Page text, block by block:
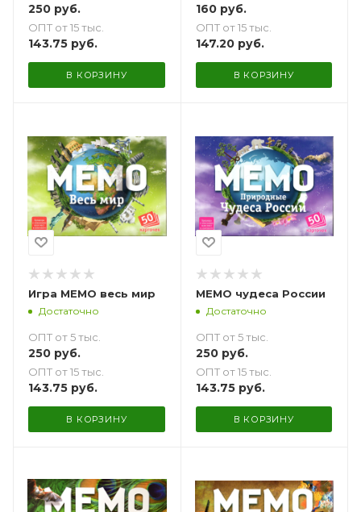
250 руб.
ОПТ от 15 тыс.
143.75 руб.
В КОРЗИНУ
160руб.
ОПТ от 15 тыс.
147.20руб.
В КОРЗИНУ
Игра МЕМО весь мир
Достаточно
ОПТ от 5 тыс.
250 руб.
ОПТ от 15 тыс.
143.75 руб.
В КОРЗИНУ
МЕМО чудеса России
Достаточно
ОПТ от 5 тыс.
250руб.
ОПТ от 15 тыс.
143.75руб.
В КОРЗИНУ